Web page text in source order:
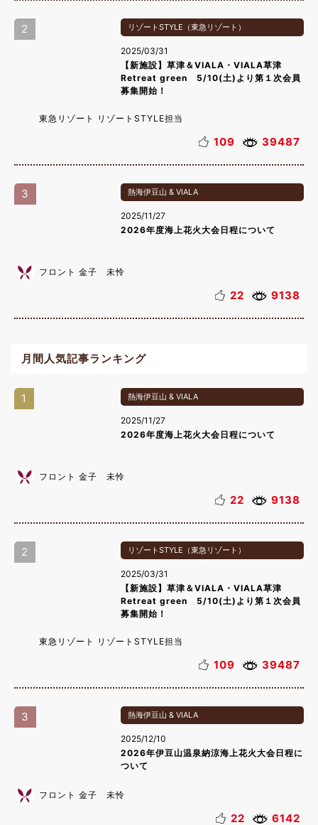
2 リゾートSTYLE（東急リゾート）
2025/03/31
【新施設】草津＆VIALA・VIALA草津
Retreat green 5/10(土)より第１次会員
募集開始！
東急リゾート リゾートSTYLE担当
109 39487
3 熱海伊豆山 & VIALA
2025/11/27
2026年度海上花火大会日程について
フロント 金子 未怜
22 9138
月間人気記事ランキング
1 熱海伊豆山 & VIALA
2025/11/27
2026年度海上花火大会日程について
フロント 金子 未怜
22 9138
2 リゾートSTYLE（東急リゾート）
2025/03/31
【新施設】草津＆VIALA・VIALA草津
Retreat green 5/10(土)より第１次会員
募集開始！
東急リゾート リゾートSTYLE担当
109 39487
3 熱海伊豆山 & VIALA
2025/12/10
2026年伊豆山温泉納涼海上花火大会日程に
ついて
フロント 金子 未怜
22 6142